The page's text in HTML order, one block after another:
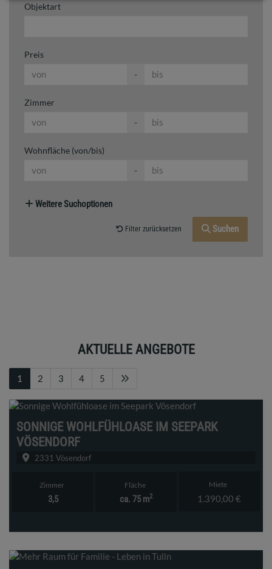
Objektart
Preis
-
Zimmer
-
Wohnfläche (von/bis)
-
Weitere Suchoptionen
Filter zurücksetzen Suchen
AKTUELLE ANGEBOTE
1 2 3 4 5
SONNIGE WOHLFÜHLOASE IM SEEPARK
VÖSENDORF
2331 Vösendorf
Zimmer
3,5
Fläche
ca. 75 m2
Miete
1.390,00 €